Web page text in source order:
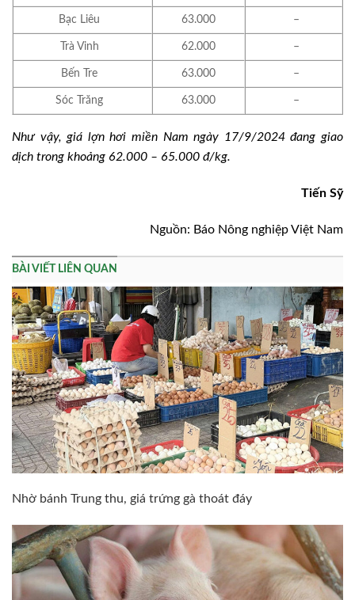
Bạc Liêu 63.000 –
Trà Vinh 62.000 –
Bến Tre 63.000 –
Sóc Trăng 63.000 –
Như vậy, giá lợn hơi miền Nam ngày 17/9/2024 đang giao
dịch trong khoảng 62.000 – 65.000 đ/kg.
Tiến Sỹ
Nguồn: Báo Nông nghiệp Việt Nam
BÀI VIẾT LIÊN QUAN
Nhờ bánh Trung thu, giá trứng gà thoát đáy